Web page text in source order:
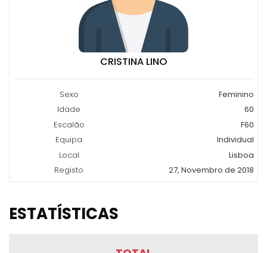
CRISTINA LINO
Sexo
Feminino
Idade
60
Escalão
F60
Equipa
Individual
Local
Lisboa
Registo
27, Novembro de 2018
ESTATÍSTICAS